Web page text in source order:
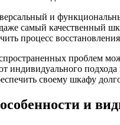
и
самый качественный
процесс
проблем
индивидуального
своему шкафу
и